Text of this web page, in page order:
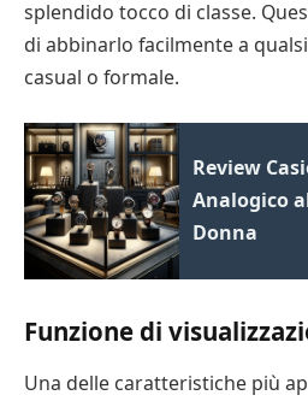
splendido tocco di classe.
di abbinarlo facilmente a
casual o formale.
Review
Analogico
Donna
Funzione di
Una delle caratteristiche più